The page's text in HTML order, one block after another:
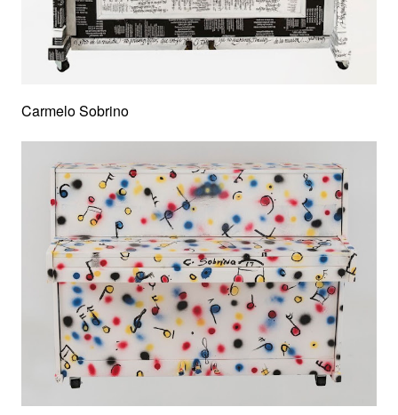
Carmelo Sobrino